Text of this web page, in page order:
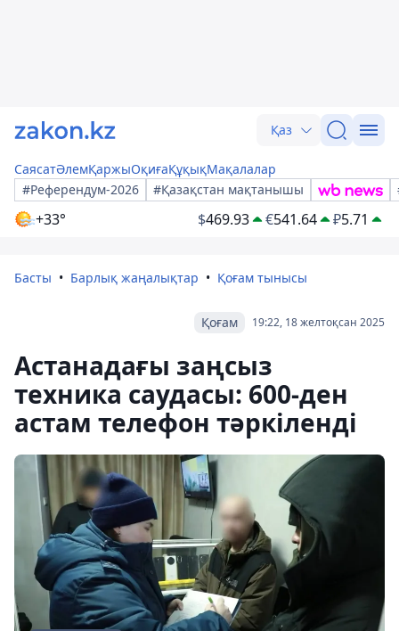
Қаз
СаясатӘлемҚаржыОқиғаҚұқықМақалалар
#Референдум-2026
#Қазақстан мақтанышы
+33° $469.93 €541.64 ₽5.71
Басты Барлық жаңалықтар Қоғам тынысы
19:22, 18 желтоқсан 2025
Қоғам
Астанадағы заңсыз
техника саудасы: 600-ден
астам телефон тәркіленді